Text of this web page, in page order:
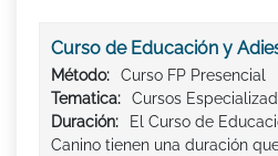
Curso de Educación y
Método:
Curso FP Presencial
Tematica:
Cursos
Duración:
El Curso de
Canino tienen una duración